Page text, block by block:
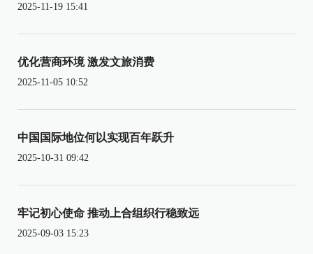
2025-11-19 15:41
优化营商环境 激发文旅消费
2025-11-05 10:52
中国国际地位何以实现百年跃升
2025-10-31 09:42
牢记初心使命 推动上合组织行稳致远
2025-09-03 15:23